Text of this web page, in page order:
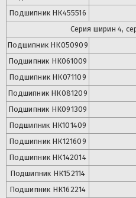
Подшипник НК455516
Серия ширин 4,
Подшипник НК050909
Подшипник НК061009
Подшипник НК071109
Подшипник НК081209
Подшипник НК091309
Подшипник НК101409
Подшипник НК121609
Подшипник НК142014
Подшипник НК152114
Подшипник НК162214